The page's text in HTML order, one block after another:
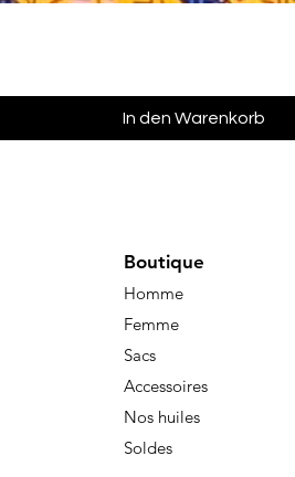
In den Warenkorb
Boutique
Homme
Femme
Sacs
Accessoires
Nos huiles
Soldes